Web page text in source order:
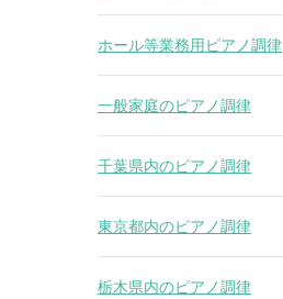
ホール等業務用ピアノ調律
一般家庭のピアノ調律
千葉県内のピアノ調律
東京都内のピアノ調律
栃木県内のピアノ調律